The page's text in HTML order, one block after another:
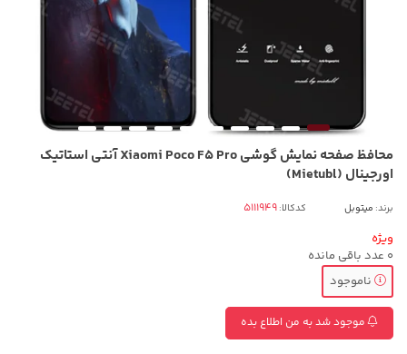
محافظ صفحه نمایش گوشی Xiaomi Poco F5 Pro آنتی استاتیک
اورجینال (Mietubl)
برند: میتوبل کدکالا:
ویژه
0 عدد باقی مانده
ناموجود
موجود شد به من اطلاع بده